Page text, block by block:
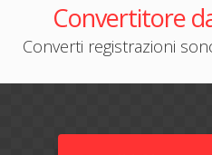
Convertitore
Converti registrazioni